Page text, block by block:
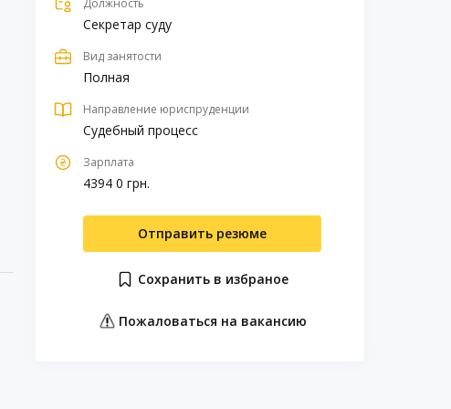
Должность
Секретар суду
Вид занятости
Полная
Направление юриспруденции
Судебный процесс
Зарплата
4394 0 грн.
Отправить резюме
Сохранить в избраное
Пожаловаться на вакансию